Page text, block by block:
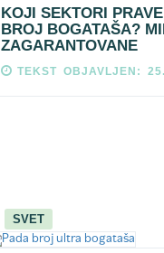
KOJI SEKTORI
BROJ BOGATAŠA?
ZAGARANTOVANE
TEKST OBJAVLJEN:
SVET